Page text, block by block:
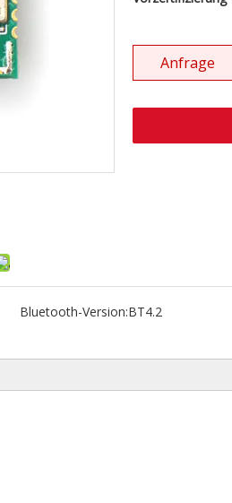
Anfrage
Bluetooth-Version:BT4.2